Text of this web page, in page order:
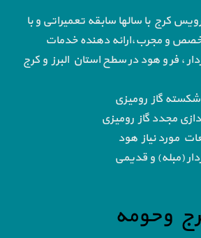
کرج با سالها سابقه تعمیراتی و با
و مجرب،ارائه دهنده خدمات
، فر و هود در سطح استان البرز و کرج
گاز رومیزی
مجدد گاز رومیزی
مورد نیاز هود
(مبله) و قدیمی
وحومه